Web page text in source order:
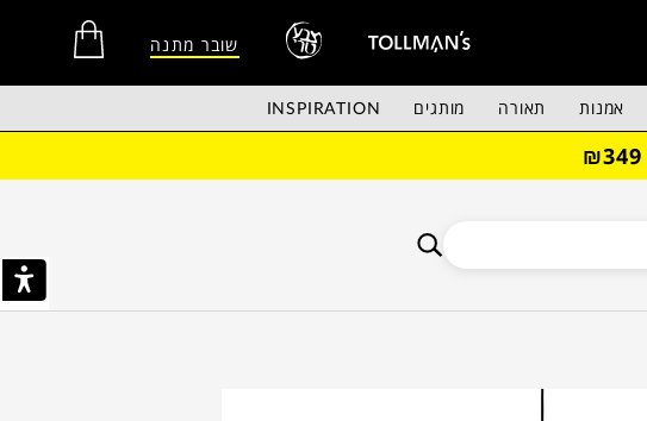
שובר מתנה
אמנות תאורה מותגים INSPIRATION
₪349